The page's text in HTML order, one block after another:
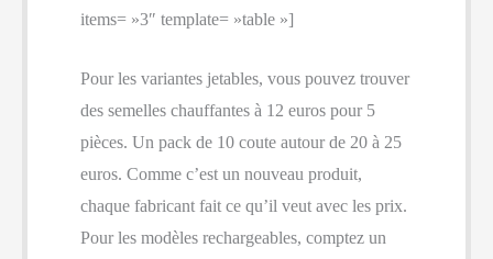
items= »3″ template= »table »]
Pour les variantes jetables, vous pouvez trouver
des semelles chauffantes à 12 euros pour 5
pièces. Un pack de 10 coute autour de 20 à 25
euros. Comme c’est un nouveau produit,
chaque fabricant fait ce qu’il veut avec les prix.
Pour les modèles rechargeables, comptez un